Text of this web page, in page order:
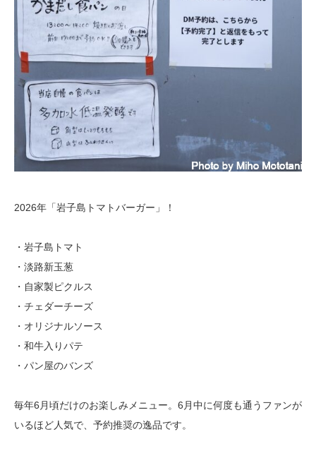
2026年「岩子島トマトバーガー」！
・岩子島トマト
・淡路新玉葱
・自家製ピクルス
・チェダーチーズ
・オリジナルソース
・和牛入りパテ
・パン屋のバンズ
毎年6月頃だけのお楽しみメニュー。6月中に何度も通うファンが
いるほど人気で、予約推奨の逸品です。